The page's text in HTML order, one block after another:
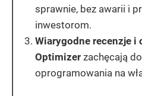
sprawnie, bez awarii i
inwestorom.
Wiarygodne recenzje i
Optimizer zachęcają
oprogramowania na